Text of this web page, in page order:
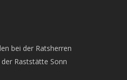
bei der Ratsherren
Raststätte Sonn